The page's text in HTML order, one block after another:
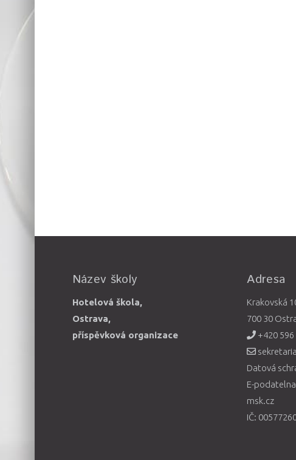
Název školy
Hotelová škola,
Ostrava,
příspěvková organizace
Adresa
Krakovská
700 30
+420 596
Datová
E-
msk.cz
IČ: